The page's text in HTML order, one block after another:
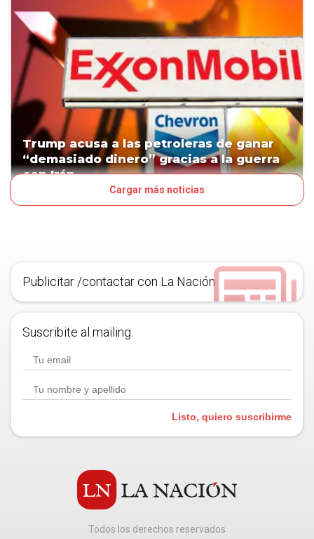
Trump acusa a las petroleras de ganar
“demasiado dinero” gracias a la guerra
con Irán
Cargar más noticias
Publicitar /contactar con La Nación
Suscribite al mailing.
Listo, quiero suscribirme
Todos los derechos reservados